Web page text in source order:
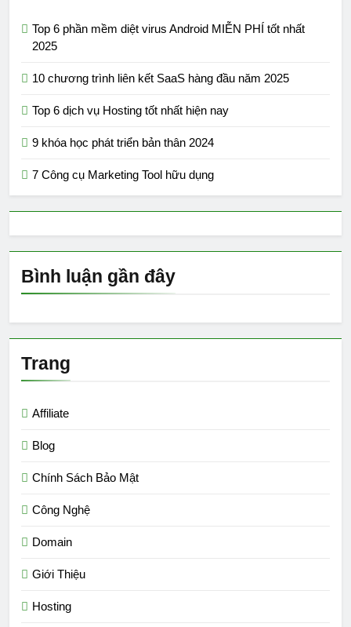
Top 6 phần mềm diệt virus Android MIỄN PHÍ tốt nhất
2025
10 chương trình liên kết SaaS hàng đầu năm 2025
Top 6 dịch vụ Hosting tốt nhất hiện nay
9 khóa học phát triển bản thân 2024
7 Công cụ Marketing Tool hữu dụng
Bình luận gần đây
Trang
Affiliate
Blog
Chính Sách Bảo Mật
Công Nghệ
Domain
Giới Thiệu
Hosting